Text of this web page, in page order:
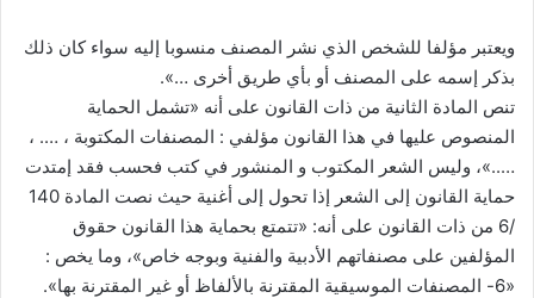
ويعتبر مؤلفا للشخص الذي نشر المصنف منسوبا إليه سواء كان ذلك
بذكر إسمه على المصنف أو بأي طريق أخرى …».
تنص المادة الثانية من ذات القانون على أنه «تشمل الحماية
المنصوص عليها في هذا القانون مؤلفي : المصنفات المكتوبة ، …. ،
…..»، وليس الشعر المكتوب و المنشور في كتب فحسب فقد إمتدت
حماية القانون إلى الشعر إذا تحول إلى أغنية حيث نصت المادة 140
/6 من ذات القانون على أنه: «تتمتع بحماية هذا القانون حقوق
المؤلفين على مصنفاتهم الأدبية والفنية وبوجه خاص»، وما يخص :
«6- المصنفات الموسيقية المقترنة بالألفاظ أو غير المقترنة بها».